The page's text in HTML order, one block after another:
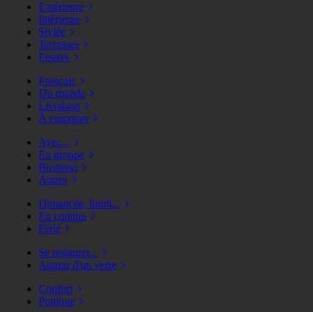
Extérieure
Intérieure
Stylée
Terrasses
Festive
Français
Du monde
Livraison
À emporter
Avec...
En groupe
Business
Autres
Dimanche, lundi...
En continu
Férié
Se restaurer...
Autour d'un verre
Confort
Pratique